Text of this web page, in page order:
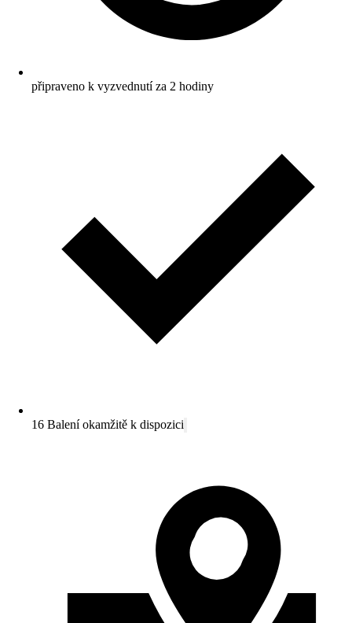
připraveno k vyzvednutí za 2 hodiny
16 Balení okamžitě k dispozici